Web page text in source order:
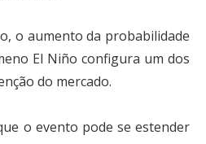
o aumento da probabilidade
El Niño configura um dos
do mercado.
o evento pode se estender